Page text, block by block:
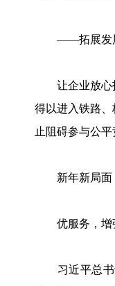
——拓展发展
让企业放心投
得以进入铁路
止阻碍参与公
新年新局面，
优服务，增
习近平总书记